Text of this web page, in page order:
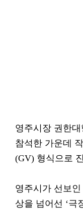
영주시장 권한
참석한 가운데
(GV) 형식으로
영주시가 선보
상을 넘어선 ‘극